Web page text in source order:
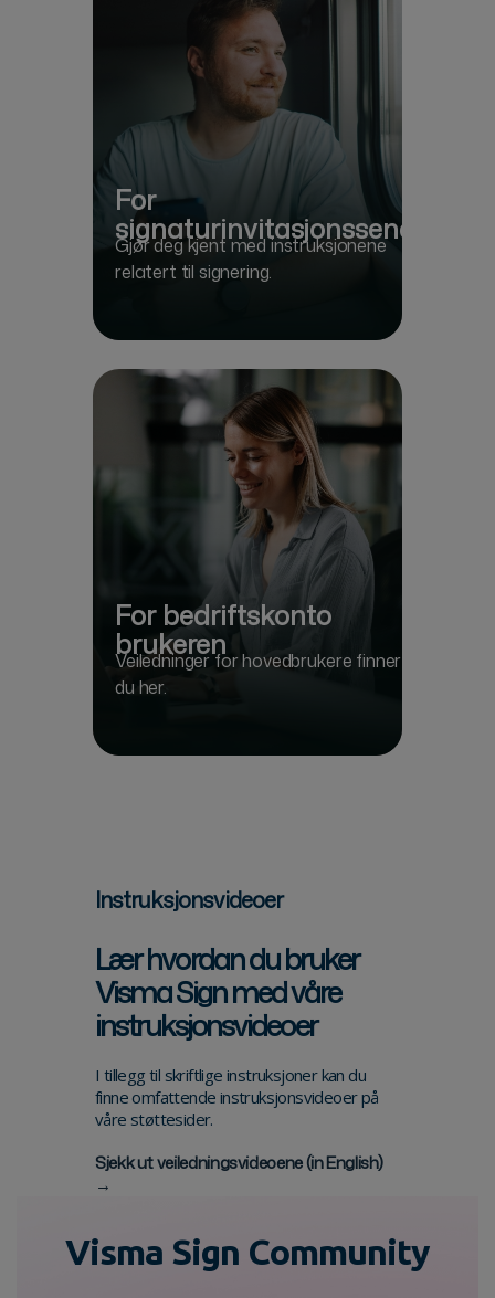
For
signaturinvitasjonssenderen
Gjør deg kjent med instruksjonene
relatert til signering.
For bedriftskonto
brukeren
Veiledninger for hovedbrukere finner
du her.
Instruksjonsvideoer
Lær hvordan du bruker
Visma Sign med våre
instruksjonsvideoer
I tillegg til skriftlige instruksjoner kan du
finne omfattende instruksjonsvideoer på
våre støttesider.
Sjekk ut veiledningsvideoene (in English)
→
Visma Sign Community